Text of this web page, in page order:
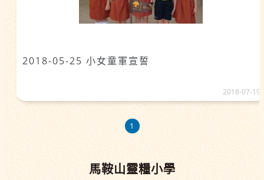
2018-05-25 小女童軍宣誓
2018-07-19
1
馬鞍山靈糧小學